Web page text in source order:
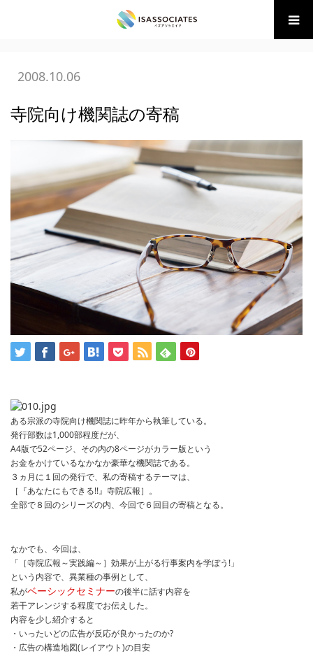
05 広告・販促の学び 寺院向け機関誌の寄稿
2008.10.06
寺院向け機関誌の寄稿
ある宗派の寺院向け機関誌に昨年から執筆している。
発行部数は1,000部程度だが、
A4版で52ページ、その内の8ページがカラー版という
お金をかけているなかなか豪華な機関誌である。
３ヵ月に１回の発行で、私の寄稿するテーマは、
［『あなたにもできる!!』寺院広報］。
全部で８回のシリーズの内、今回で６回目の寄稿となる。
なかでも、今回は、
「［寺院広報～実践編～］効果が上がる行事案内を学ぼう!」
という内容で、異業種の事例として、
私がベーシックセミナーの後半に話す内容を
若干アレンジする程度でお伝えした。
内容を少し紹介すると
・いったいどの広告が反応が良かったのか?
・広告の構造地図(レイアウト)の目安